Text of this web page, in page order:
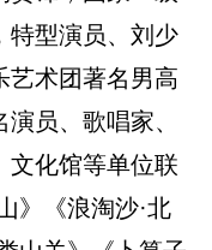
特型演员、刘少
艺术团著名男高
员、歌唱家、
文化馆等单位联
》《浪淘沙·北